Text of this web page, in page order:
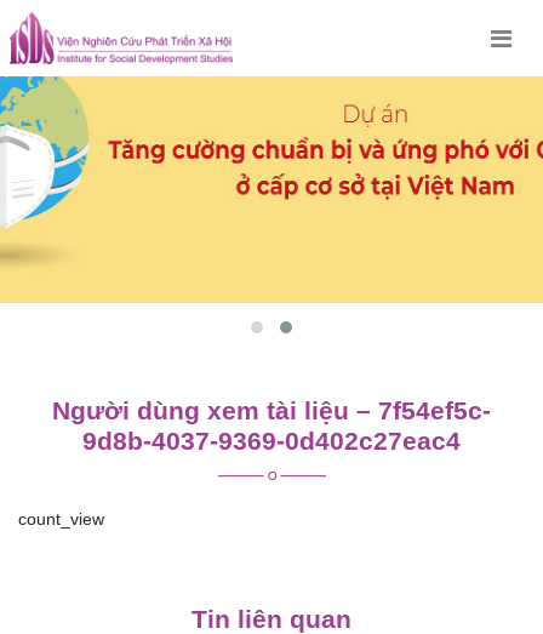
Skip
to
content
Người dùng xem tài liệu – 7f54ef5c-
9d8b-4037-9369-0d402c27eac4
count_view
Tin liên quan